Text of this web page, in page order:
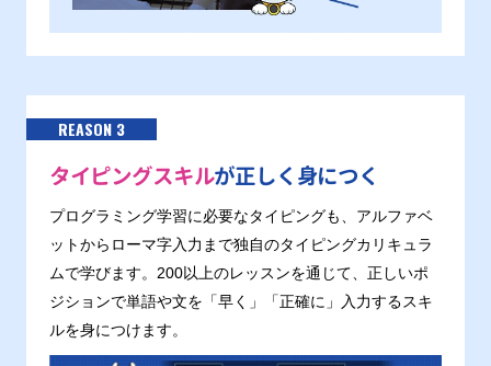
REASON 3
タイピングスキルが正しく身につく
プログラミング学習に必要なタイピングも、アルファベ
ットからローマ字入力まで独自のタイピングカリキュラ
ムで学びます。200以上のレッスンを通じて、正しいポ
ジションで単語や文を「早く」「正確に」入力するスキ
ルを身につけます。